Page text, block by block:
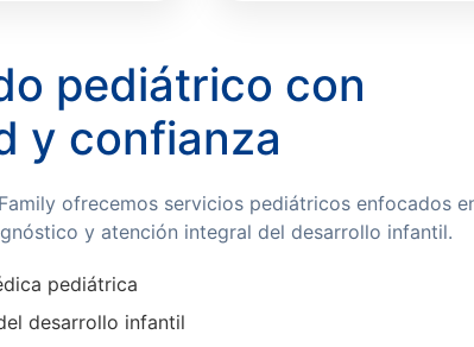
pediátrico con
y confianza
ofrecemos servicios pediátricos enfocados
y atención integral del desarrollo infantil.
pediátrica
desarrollo infantil